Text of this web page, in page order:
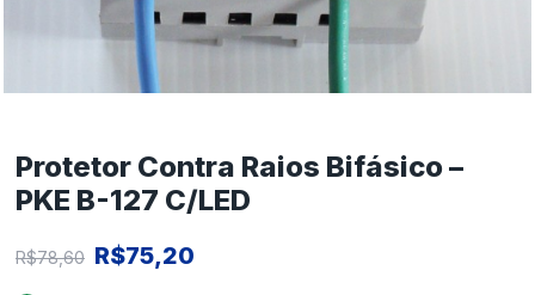
Protetor Contra Raios Bifásico –
PKE B-127 C/LED
R$78,60 O
R$75,20